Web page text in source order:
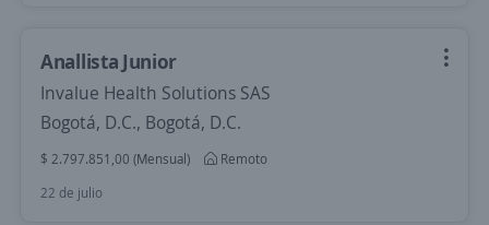
Anallista Junior
Invalue Health Solutions SAS
Bogotá, D.C., Bogotá, D.C.
$ 2.797.851,00 (Mensual)
Remoto
22 de julio